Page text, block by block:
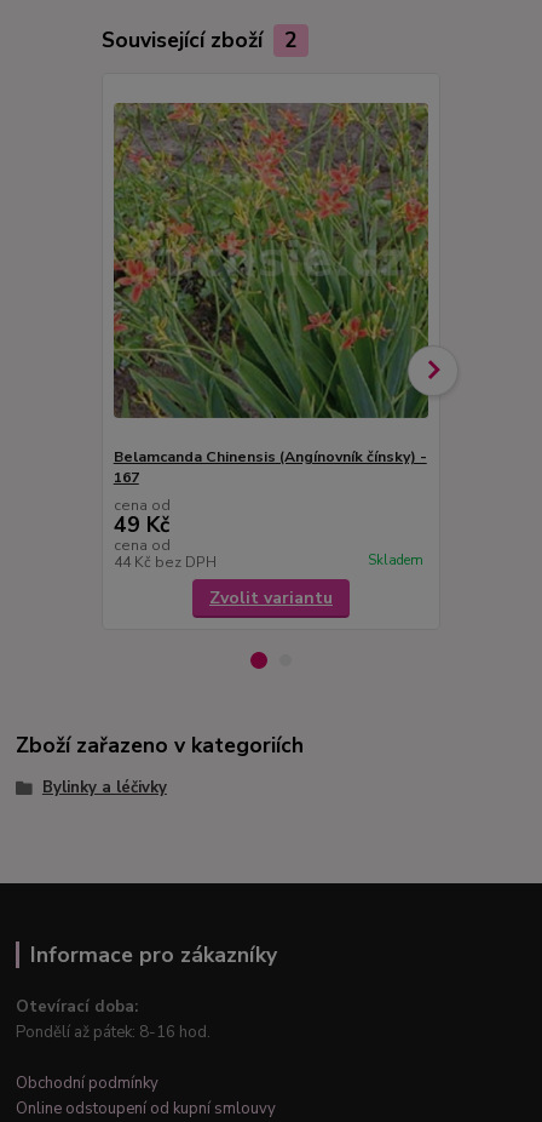
Související zboží 2
Belamcanda Chinensis (Angínovník čínsky) -
167
cena od
49 Kč
cena od
44 Kč bez DPH Skladem
Zvolit variantu
Zboží zařazeno v kategoriích
Bylinky a léčivky
Informace pro zákazníky
Otevírací doba:
Pondělí až pátek: 8-16 hod.
Obchodní podmínky
Online odstoupení od kupní smlouvy